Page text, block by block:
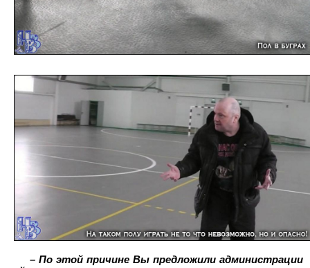
– По этой причине Вы предложили администрации